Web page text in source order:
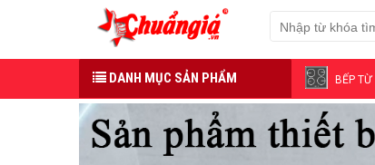
DANH MỤC SẢN PHẨM BẾP TỪ